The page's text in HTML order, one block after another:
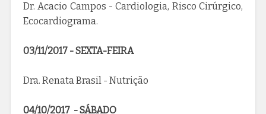
Dr. Acacio Campos - Cardiologia, Risco Cirúrgico,
Ecocardiograma.
03/11/2017 - SEXTA-FEIRA
Dra. Renata Brasil - Nutrição
04/10/2017 - SÁBADO